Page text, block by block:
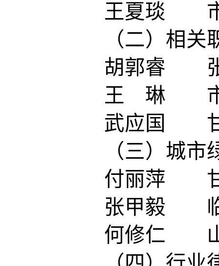
王夏琰 市
（二）相
胡郭睿 张
王 琳 市
武应国 甘
（三）城
付丽萍 甘
张甲毅 临
何修仁 山